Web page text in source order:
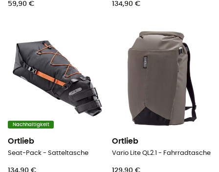
59,90 € 134,90 €
Nachhaltigkeit
Ortlieb
Seat-Pack - Satteltasche
134,90 €
Ortlieb
Vario Lite QL2.1 - Fahrradtasche
129,90 €